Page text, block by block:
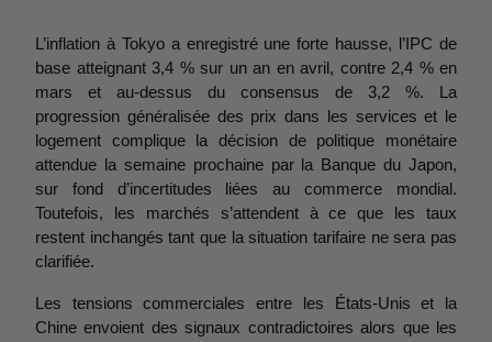
L’inflation à Tokyo a enregistré une forte hausse, l’IPC de
base atteignant 3,4 % sur un an en avril, contre 2,4 % en
mars et au-dessus du consensus de 3,2 %. La
progression généralisée des prix dans les services et le
logement complique la décision de politique monétaire
attendue la semaine prochaine par la Banque du Japon,
sur fond d’incertitudes liées au commerce mondial.
Toutefois, les marchés s’attendent à ce que les taux
restent inchangés tant que la situation tarifaire ne sera pas
clarifiée.
Les tensions commerciales entre les États-Unis et la
Chine envoient des signaux contradictoires alors que les